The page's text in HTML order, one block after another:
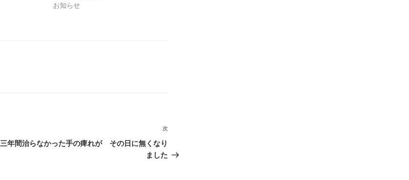
お知らせ
次
投
次
三年間治らなかった手の痺れが その日に無くなり
ました